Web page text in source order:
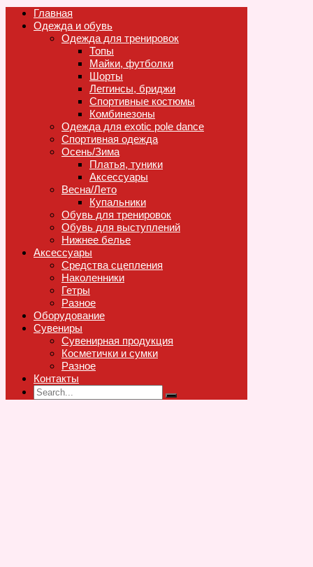
Главная
Одежда и обувь
Одежда для тренировок
Топы
Майки, футболки
Шорты
Леггинсы, бриджи
Спортивные костюмы
Комбинезоны
Одежда для exotic pole dance
Спортивная одежда
Осень/Зима
Платья, туники
Аксессуары
Весна/Лето
Купальники
Обувь для тренировок
Обувь для выступлений
Нижнее белье
Аксессуары
Средства сцепления
Наколенники
Гетры
Разное
Оборудование
Сувениры
Сувенирная продукция
Косметички и сумки
Разное
Контакты